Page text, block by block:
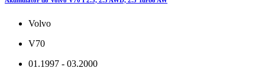
Volvo
V70
01.1997 - 03.2000